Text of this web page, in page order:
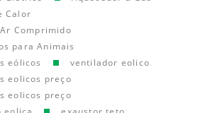
Calor
Comprimido
para Animais
eólicos
ventilador eolico
eolicos preço
eolicos preço